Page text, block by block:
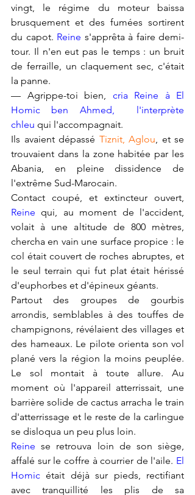
vingt, le régime du moteur baissa
brusquement et des fumées sortirent
du capot. Reine s'apprêta à faire demi-
tour. Il n'en eut pas le temps : un bruit
de ferraille, un claquement sec, c'était
la panne.
— Agrippe-toi bien, cria Reine à El
Homic ben Ahmed,  l'interprète
chleu qui l'accompagnait.
Ils avaient dépassé Tiznit, Aglou, et se
trouvaient dans la zone habitée par les
Abania, en pleine dissidence de
l'extrême Sud-Marocain.
Reine qui, au moment de l'accident,
volait à une altitude de 800 mètres,
chercha en vain une surface propice : le
col était couvert de roches abruptes, et
le seul terrain qui fut plat était hérissé
d'euphorbes et d'épineux géants.
Partout des groupes de gourbis
arrondis, semblables à des touffes de
champignons, révélaient des villages et
des hameaux. Le pilote orienta son vol
plané vers la région la moins peuplée.
Le sol montait à toute allure. Au
moment où l'appareil atterrissait, une
barrière solide de cactus arracha le train
d'atterrissage et le reste de la carlingue
se disloqua un peu plus loin.
Reine se retrouva loin de son siège,
affalé sur le coffre à courrier de l'aile. El
Homic était déjà sur pieds, rectifiant
avec tranquillité les plis de sa